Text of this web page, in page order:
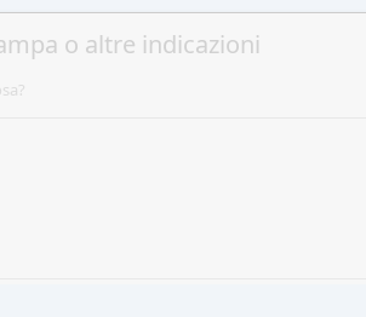
o altre indicazioni